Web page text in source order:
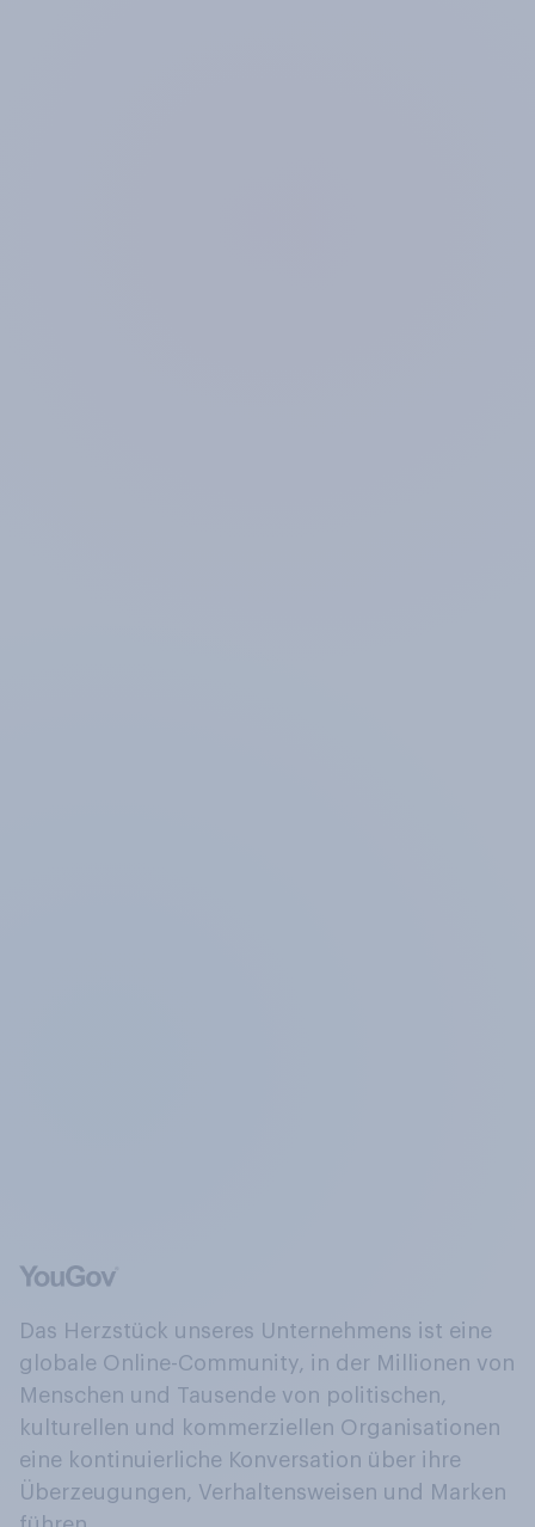
Das Herzstück unseres Unternehmens ist eine
globale Online-Community, in der Millionen von
Menschen und Tausende von politischen,
kulturellen und kommerziellen Organisationen
eine kontinuierliche Konversation über ihre
Überzeugungen, Verhaltensweisen und Marken